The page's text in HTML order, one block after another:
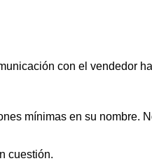
con el vendedor
mínimas en su nombre.
cuestión.